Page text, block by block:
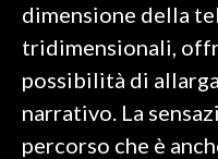
dimensione della
tridimensionali,
possibilità di
narrativo. La
percorso che è